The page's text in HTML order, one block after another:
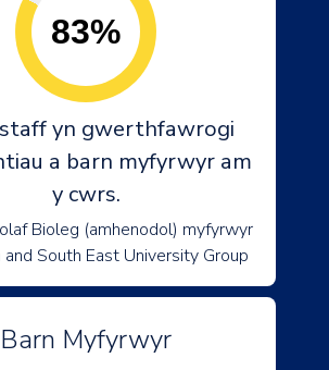
83%
yn gwerthfawrogi
a barn myfyrwyr am
y cwrs.
Bioleg (amhenodol) myfyrwyr
and South East University Group
Barn Myfyrwyr